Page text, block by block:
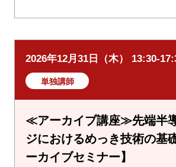
2026年12月31日（木） 13:30-
単独講師
≪アーカイブ講座≫先端半
ジにおけるめっき技術の基
ーカイブセミナー】